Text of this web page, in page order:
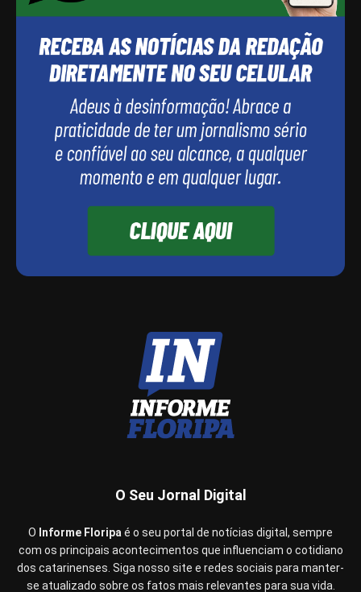
O Seu Jornal Digital
O Informe Floripaé o seu portal de notícias digital, sempre
com os principais acontecimentos que influenciam o cotidiano
dos catarinenses. Siga nosso site e redes sociais para manter-
se atualizado sobre os fatos mais relevantes para sua vida.